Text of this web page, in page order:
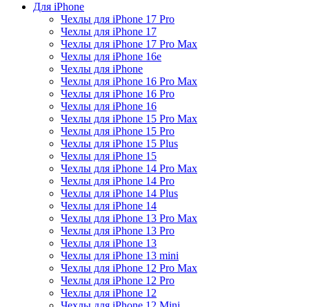
Для iPhone
Чехлы для iPhone 17 Pro
Чехлы для iPhone 17
Чехлы для iPhone 17 Pro Max
Чехлы для iPhone 16e
Чехлы для iPhone
Чехлы для iPhone 16 Pro Max
Чехлы для iPhone 16 Pro
Чехлы для iPhone 16
Чехлы для iPhone 15 Pro Max
Чехлы для iPhone 15 Pro
Чехлы для iPhone 15 Plus
Чехлы для iPhone 15
Чехлы для iPhone 14 Pro Max
Чехлы для iPhone 14 Pro
Чехлы для iPhone 14 Plus
Чехлы для iPhone 14
Чехлы для iPhone 13 Pro Max
Чехлы для iPhone 13 Pro
Чехлы для iPhone 13
Чехлы для iPhone 13 mini
Чехлы для iPhone 12 Pro Max
Чехлы для iPhone 12 Pro
Чехлы для iPhone 12